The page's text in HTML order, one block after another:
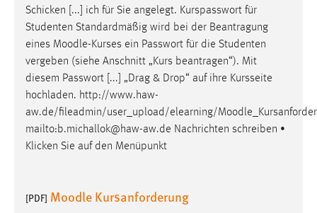
Schicken [...] ich für Sie angelegt. Kurspasswort für
Studenten Standardmäßig wird bei der Beantragung
eines Moodle-Kurses ein Passwort für die Studenten
vergeben (siehe Anschnitt „Kurs beantragen“). Mit
diesem Passwort [...] „Drag & Drop“ auf ihre Kursseite
hochladen. http://www.haw-
aw.de/fileadmin/user_upload/elearning/Moodle
mailto:b.michallok@haw-aw.de Nachrichten schreiben •
Klicken Sie auf den Menüpunkt
[PDF] Moodle Kursanforderung
Zweck:
Dieser Cookie ist notwendig um sich an der Website
einloggen zu können.
Cookie Laufzeit:
24 Stunden
STATISTIK
unsere Besucher unsere Website nutzen.